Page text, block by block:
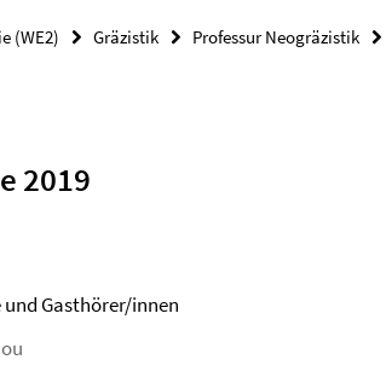
(WE2) Gräzistik Professur Neogräzistik
2019
Gasthörer/innen